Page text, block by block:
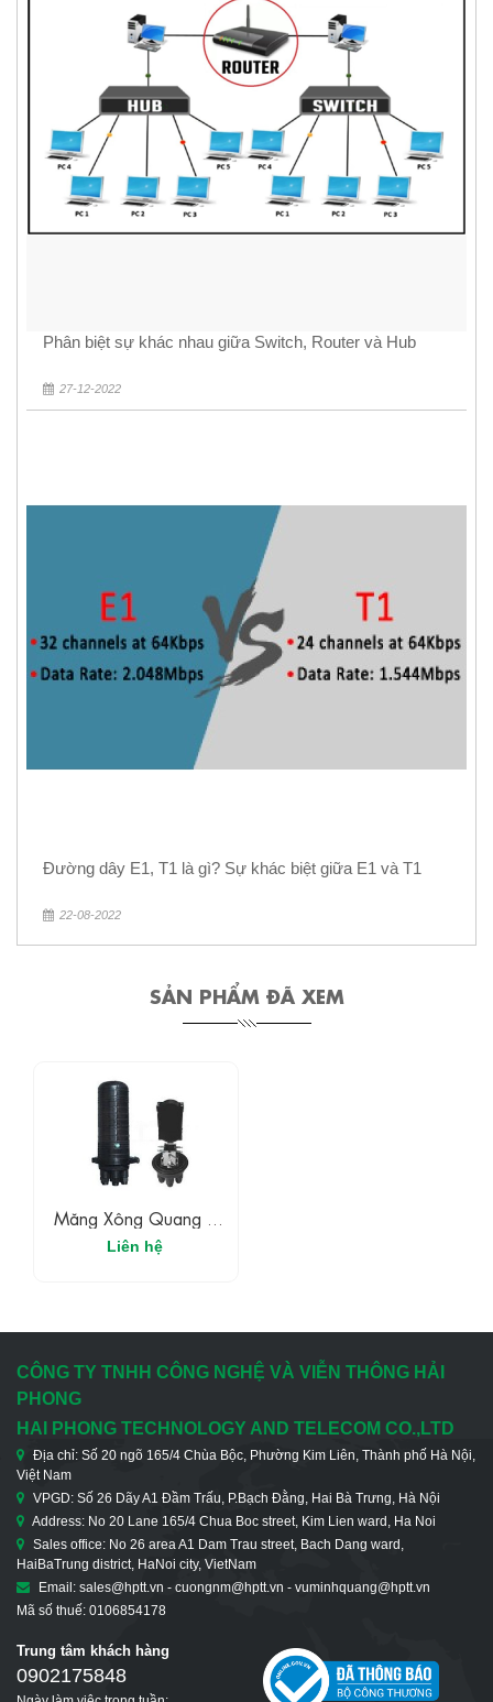
Phân biệt sự khác nhau giữa Switch, Router và Hub
27-12-2022
Đường dây E1, T1 là gì? Sự khác biệt giữa E1 và T1
22-08-2022
SẢN PHẨM ĐÃ XEM
Măng Xông Quang 4
Cổng Max 60 Core
Liên hệ
CÔNG TY TNHH CÔNG NGHỆ VÀ VIỄN THÔNG HẢI
PHONG
HAI PHONG TECHNOLOGY AND TELECOM CO.,LTD
Địa chỉ: Số 20 ngõ 165/4 Chùa Bộc, Phường Kim Liên, Thành phố Hà Nội,
Việt Nam
VPGD: Số 26 Dãy A1 Đầm Trấu, P.Bạch Đằng, Hai Bà Trưng, Hà Nội
Address: No 20 Lane 165/4 Chua Boc street, Kim Lien ward, Ha Noi
Sales office: No 26 area A1 Dam Trau street, Bach Dang ward,
HaiBaTrung district, HaNoi city, VietNam
Email: sales@hptt.vn - cuongnm@hptt.vn - vuminhquang@hptt.vn
Mã số thuế: 0106854178
Trung tâm khách hàng
0902175848